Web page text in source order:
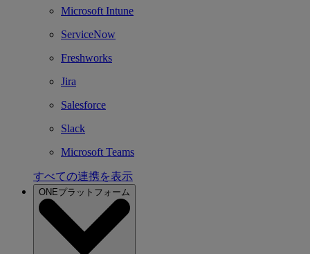
Microsoft Intune
ServiceNow
Freshworks
Jira
Salesforce
Slack
Microsoft Teams
すべての連携を表示
ONEプラットフォーム